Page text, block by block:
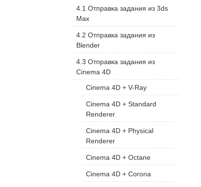
4.1 Отправка задания из 3ds
Max
4.2 Отправка задания из
Blender
4.3 Отправка задания из
Cinema 4D
Cinema 4D + V-Ray
Cinema 4D + Standard
Renderer
Cinema 4D + Physical
Renderer
Cinema 4D + Octane
Cinema 4D + Corona